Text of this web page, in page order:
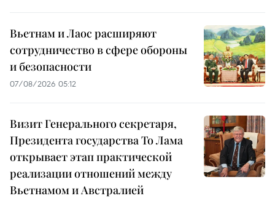
Вьетнам и Лаос расширяют
сотрудничество в сфере обороны
и безопасности
07/08/2026 05:12
Визит Генерального секретаря,
Президента государства То Лама
открывает этап практической
реализации отношений между
Вьетнамом и Австралией